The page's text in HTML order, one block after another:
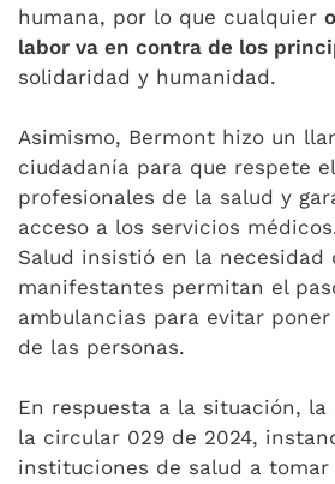
humana, por lo que cualquier
labor va en contra de los
solidaridad y humanidad.
Asimismo, Bermont hizo un
ciudadanía para que respete
profesionales de la salud y
acceso a los servicios
Salud insistió en la necesidad
manifestantes permitan el
ambulancias para evitar
de las personas.
En respuesta a la situación,
la circular 029 de 2024,
instituciones de salud a tomar